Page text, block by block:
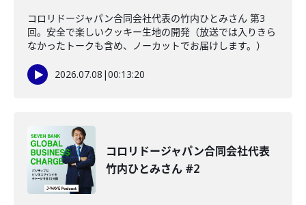
コロリドージャパン合同会社代表の竹内ひとみさん 第3
回。安全で楽しいクッキー生地の開発（放送では入りきら
なかったトークも含め、ノーカットでお届けします。）
2026.07.08 |00:13:20
コロリドージャパン合同会社代表
竹内ひとみさん #2